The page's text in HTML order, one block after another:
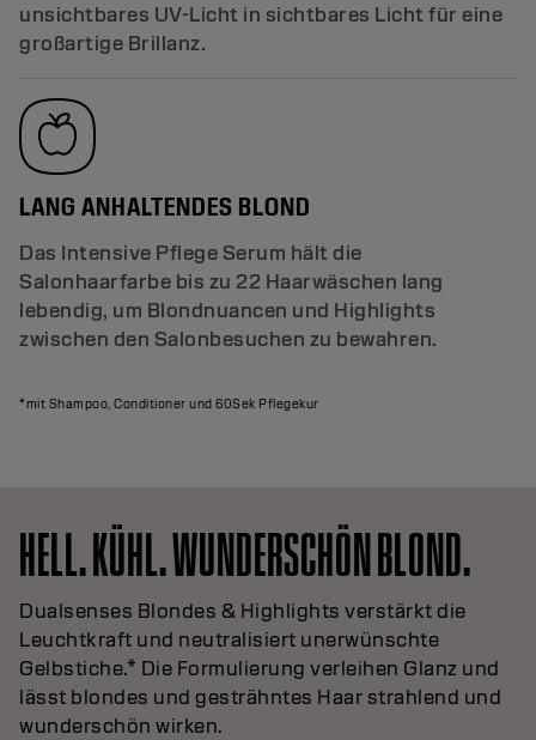
unsichtbares UV-Licht in sichtbares Licht für eine
großartige Brillanz.
LANG ANHALTENDES BLOND
Das Intensive Pflege Serum hält die
Salonhaarfarbe bis zu 22 Haarwäschen lang
lebendig, um Blondnuancen und Highlights
zwischen den Salonbesuchen zu bewahren.
*mit Shampoo, Conditioner und 60Sek Pflegekur
HELL. KÜHL. WUNDERSCHÖN BLOND.
Dualsenses Blondes & Highlights verstärkt die
Leuchtkraft und neutralisiert unerwünschte
Gelbstiche.* Die Formulierung verleihen Glanz und
lässt blondes und gesträhntes Haar strahlend und
wunderschön wirken.